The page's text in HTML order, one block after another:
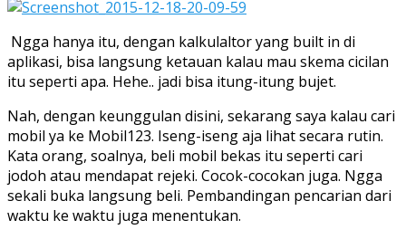
Ngga hanya itu, dengan kalkulaltor yang built in di
aplikasi, bisa langsung ketauan kalau mau skema cicilan
itu seperti apa. Hehe.. jadi bisa itung-itung bujet.
Nah, dengan keunggulan disini, sekarang saya kalau cari
mobil ya ke Mobil123. Iseng-iseng aja lihat secara rutin.
Kata orang, soalnya, beli mobil bekas itu seperti cari
jodoh atau mendapat rejeki. Cocok-cocokan juga. Ngga
sekali buka langsung beli. Pembandingan pencarian dari
waktu ke waktu juga menentukan.